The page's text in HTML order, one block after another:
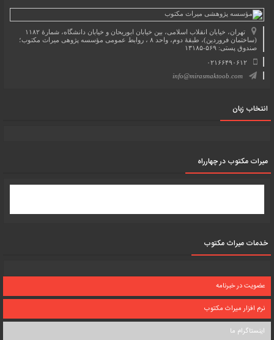
تهران، خیابان انقلاب اسلامی، بین خیابان ابوریحان و خیابان دانشگاه، شمارۀ ۱۱۸۲
(ساختمان فروردین)، طبقۀ دوم، واحد ۸ ، روابط عمومی مؤسسه پژوهی میراث مکتوب؛
صندوق پستی: ۵۶۹-۱۳۱۸۵
۰۲۱۶۶۴۹۰۶۱۲
info@mirasmaktoob.com
انتخاب زبان
میرات مکتوب در چهارراه
خدمات میراث مکتوب
عضویت در خبرنامه
نرم افزار میراث مکتوب
اینستاگرام ما